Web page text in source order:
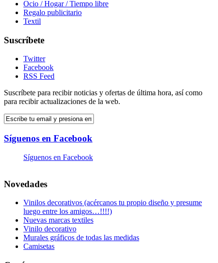
Ocio / Hogar / Tiempo libre
Regalo publicitario
Textil
Suscríbete
Twitter
Facebook
RSS Feed
Suscríbete para recibir noticias y ofertas de última hora, así como
para recibir actualizaciones de la web.
Síguenos en Facebook
Síguenos en Facebook
Novedades
Vinilos decorativos (acércanos tu propio diseño y presume
luego entre los amigos…!!!!)
Nuevas marcas textiles
Vinilo decorativo
Murales gráficos de todas las medidas
Camisetas